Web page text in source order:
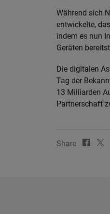
Während sich
entwickelte,
indem es nun
Geräten
Die digitalen
Tag der
13 Milliarden
Partnerschaft
Share